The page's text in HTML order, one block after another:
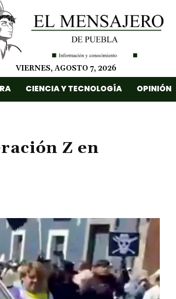
VIERNES, AGOSTO 7, 2026
CIENCIA Y TECNOLOGÍA OPINIÓN
Z en